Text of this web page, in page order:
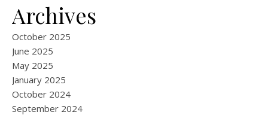
Archives
October 2025
June 2025
May 2025
January 2025
October 2024
September 2024